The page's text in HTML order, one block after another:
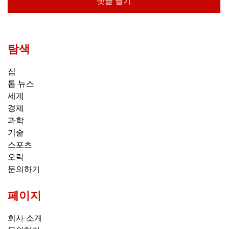
탐색
집
톱 뉴스
세계
경제
과학
기술
스포츠
오락
문의하기
페이지
회사 소개